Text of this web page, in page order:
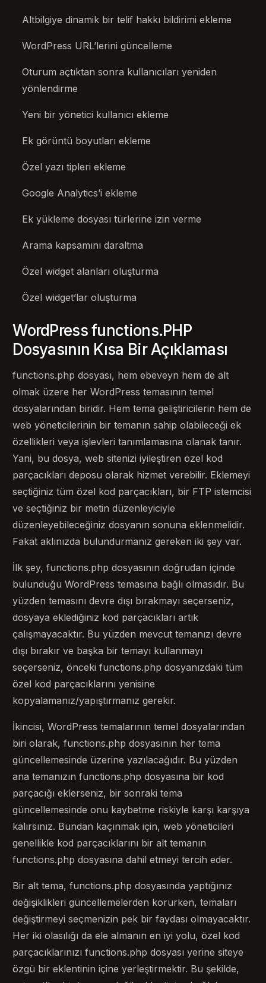
Altbilgiye dinamik bir telif hakkı bildirimi ekleme
WordPress URL’lerini güncelleme
Oturum açtıktan sonra kullanıcıları yeniden
yönlendirme
Yeni bir yönetici kullanıcı ekleme
Ek görüntü boyutları ekleme
Özel yazı tipleri ekleme
Google Analytics’i ekleme
Ek yükleme dosyası türlerine izin verme
Arama kapsamını daraltma
Özel widget alanları oluşturma
Özel widget’lar oluşturma
WordPress functions.PHP
Dosyasının Kısa Bir Açıklaması
functions.php dosyası, hem ebeveyn hem de alt
olmak üzere her WordPress temasının temel
dosyalarından biridir. Hem tema geliştiricilerin hem de
web yöneticilerinin bir temanın sahip olabileceği ek
özellikleri veya işlevleri tanımlamasına olanak tanır.
Yani, bu dosya, web sitenizi iyileştiren özel kod
parçacıkları deposu olarak hizmet verebilir. Eklemeyi
seçtiğiniz tüm özel kod parçacıkları, bir FTP istemcisi
ve seçtiğiniz bir metin düzenleyiciyle
düzenleyebileceğiniz dosyanın sonuna eklenmelidir.
Fakat aklınızda bulundurmanız gereken iki şey var.
İlk şey, functions.php dosyasının doğrudan içinde
bulunduğu WordPress temasına bağlı olmasıdır. Bu
yüzden temasını devre dışı bırakmayı seçerseniz,
dosyaya eklediğiniz kod parçacıkları artık
çalışmayacaktır. Bu yüzden mevcut temanızı devre
dışı bırakır ve başka bir temayı kullanmayı
seçerseniz, önceki functions.php dosyanızdaki tüm
özel kod parçacıklarını yenisine
kopyalamanız/yapıştırmanız gerekir.
İkincisi, WordPress temalarının temel dosyalarından
biri olarak, functions.php dosyasının her tema
güncellemesinde üzerine yazılacağıdır. Bu yüzden
ana temanızın functions.php dosyasına bir kod
parçacığı eklerseniz, bir sonraki tema
güncellemesinde onu kaybetme riskiyle karşı karşıya
kalırsınız. Bundan kaçınmak için, web yöneticileri
genellikle kod parçacıklarını bir alt temanın
functions.php dosyasına dahil etmeyi tercih eder.
Bir alt tema, functions.php dosyasında yaptığınız
değişiklikleri güncellemelerden korurken, temaları
değiştirmeyi seçmenizin pek bir faydası olmayacaktır.
Her iki olasılığı da ele almanın en iyi yolu, özel kod
parçacıklarınızı functions.php dosyası yerine siteye
özgü bir eklentinin içine yerleştirmektir. Bu şekilde,